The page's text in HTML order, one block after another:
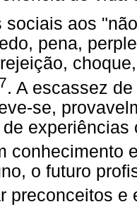
sociais aos
pena,
7. A escassez
se,
conhecimento
o futuro
preconceitos